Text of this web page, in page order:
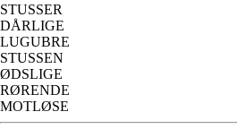
STUSSER
DÅRLIGE
LUGUBRE
STUSSEN
ØDSLIGE
RØRENDE
MOTLØSE